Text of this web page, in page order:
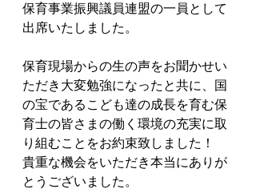
保育事業振興議員連盟の一員として
出席いたしました。
保育現場からの生の声をお聞かせい
ただき大変勉強になったと共に、国
の宝であるこども達の成長を育む保
育士の皆さまの働く環境の充実に取
り組むことをお約束致しました！
貴重な機会をいただき本当にありが
とうございました。